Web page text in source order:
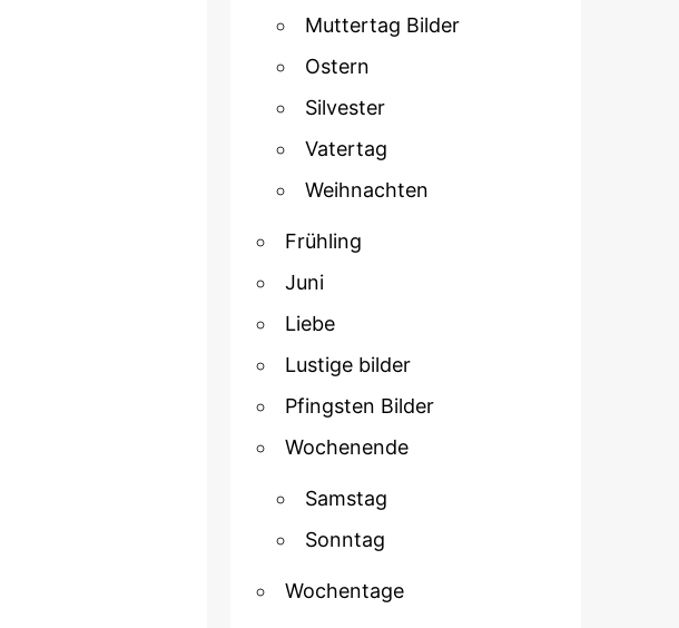
Muttertag Bilder
Ostern
Silvester
Vatertag
Weihnachten
Frühling
Juni
Liebe
Lustige bilder
Pfingsten Bilder
Wochenende
Samstag
Sonntag
Wochentage